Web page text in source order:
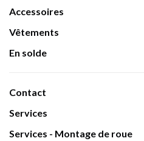
Accessoires
Vêtements
En solde
Contact
Services
Services - Montage de roue